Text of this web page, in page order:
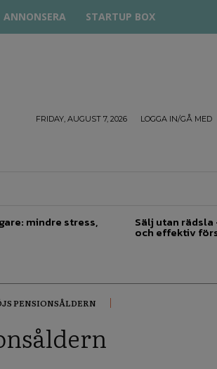
ANNONSERA STARTUP BOX
FRIDAY, AUGUST 7, 2026 LOGGA IN/GÅ MED
mindre stress, Sälj utan
och effektiv
PENSIONSÅLDERN